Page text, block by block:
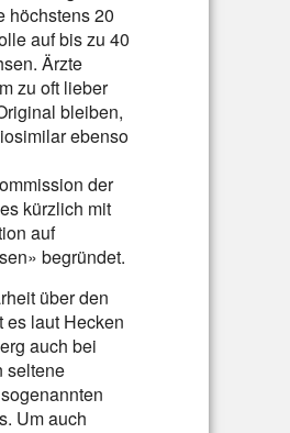
höchstens 20
auf bis zu 40
Ärzte
zu oft lieber
bleiben,
ebenso
der
kürzlich mit
auf
begründet.
über den
es laut Hecken
auch bei
seltene
Um auch